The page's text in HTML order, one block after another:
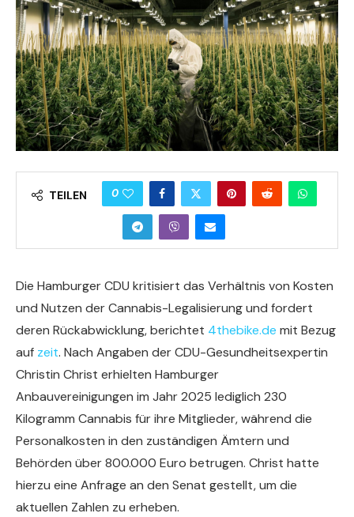
TEILEN 0
Die Hamburger CDU kritisiert das Verhältnis von Kosten
und Nutzen der Cannabis-Legalisierung und fordert
deren Rückabwicklung, berichtet 4thebike.de mit Bezug
auf zeit. Nach Angaben der CDU-Gesundheitsexpertin
Christin Christ erhielten Hamburger
Anbauvereinigungen im Jahr 2025 lediglich 230
Kilogramm Cannabis für ihre Mitglieder, während die
Personalkosten in den zuständigen Ämtern und
Behörden über 800.000 Euro betrugen. Christ hatte
hierzu eine Anfrage an den Senat gestellt, um die
aktuellen Zahlen zu erheben.